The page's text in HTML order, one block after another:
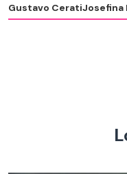
Gustavo CeratiJosefina